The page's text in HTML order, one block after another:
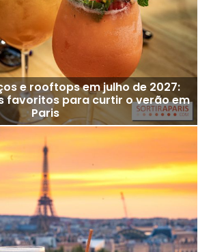
e rooftops em julho de 2027:
favoritos para curtir o verão em
Paris